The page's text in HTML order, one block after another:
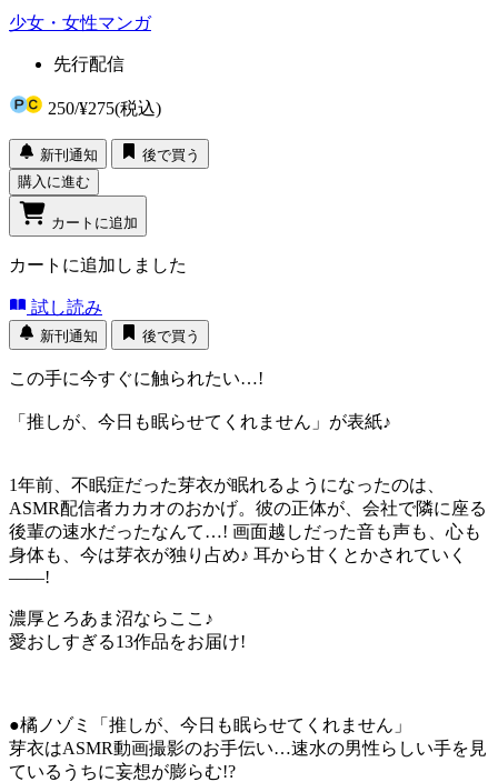
少女・女性マンガ
先行配信
250/¥275(税込)
新刊通知
後で買う
購入に進む
カートに追加
カートに追加しました
試し読み
新刊通知 後で買う
この手に今すぐに触られたい…!
「推しが、今日も眠らせてくれません」が表紙♪
1年前、不眠症だった芽衣が眠れるようになったのは、
ASMR配信者カカオのおかげ。彼の正体が、会社で隣に座る
後輩の速水だったなんて…! 画面越しだった音も声も、心も
身体も、今は芽衣が独り占め♪ 耳から甘くとかされていく
――!
濃厚とろあま沼ならここ♪
愛おしすぎる13作品をお届け!
●橘ノゾミ「推しが、今日も眠らせてくれません」
芽衣はASMR動画撮影のお手伝い…速水の男性らしい手を見
ているうちに妄想が膨らむ!?